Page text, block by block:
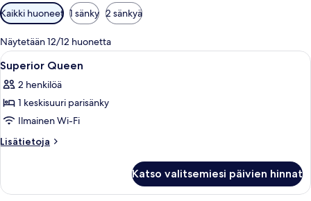
Huoneille
saatavilla
olevia
suodattimia
Kaikki huoneet 1 sänky 2 sänkyä
Näytetään 12/12 huonetta
Avaa
kaikki
huonetyypin
Superior
Queen
kuvat
Ylelliset vuodevaatteet, minibaari,
7
Superior Queen
2 henkilöä
1 keskisuuri parisänky
Ilmainen Wi-Fi
Lisätietoja
Lisätietoja
Katso valitsemiesi päivien hinnat